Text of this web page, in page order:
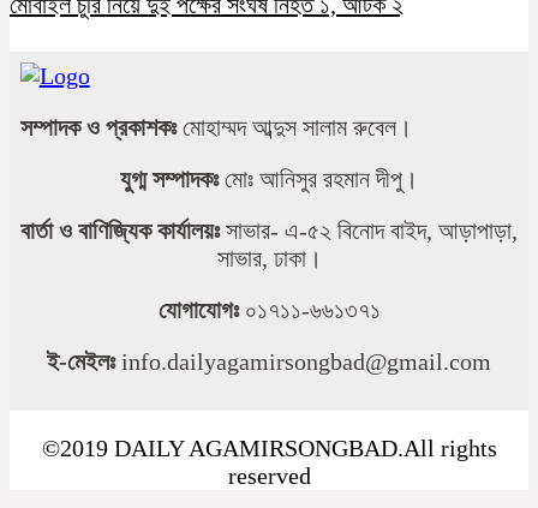
সম্পাদক ও প্রকাশকঃমোহাম্মদ আব্দুস সালাম রুবেল।
যুগ্ম সম্পাদকঃমোঃ আনিসুর রহমান দীপু।
বার্তা ও বাণিজ্যিক কার্যালয়ঃসাভার- এ-৫২ বিনোদ বাইদ, আড়াপাড়া,
সাভার, ঢাকা।
যোগাযোগঃ০১৭১১-৬৬১৩৭১
ই-মেইলঃinfo.dailyagamirsongbad@gmail.com
©2019 DAILY AGAMIRSONGBAD.All rights
reserved